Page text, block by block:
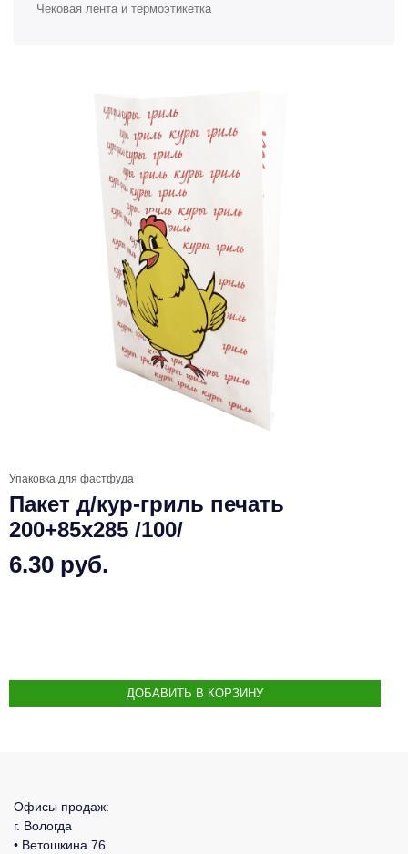
Чековая лента и термоэтикетка
Упаковка для фастфуда
Пакет д/кур-гриль печать
200+85х285 /100/
6.30 руб.
Офисы продаж:
г. Вологда
• Ветошкина 76